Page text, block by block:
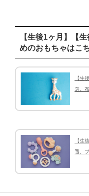
【生後1ヶ月】【
めのおもちゃはこ
【生
選。
【生
選。